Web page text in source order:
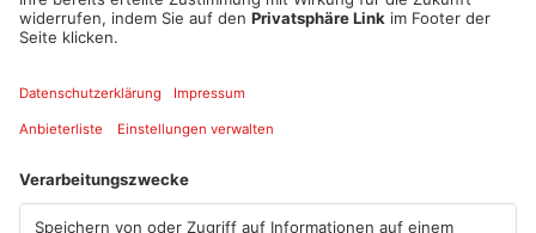
Mehr aus
Primaveraland